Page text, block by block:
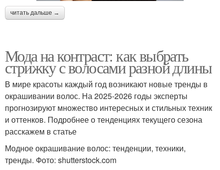
читать дальше →
Мода на контраст: как выбрать
стрижку с волосами разной длины
В мире красоты каждый год возникают новые тренды в
окрашивании волос. На 2025-2026 годы эксперты
прогнозируют множество интересных и стильных техник
и оттенков. Подробнее о тенденциях текущего сезона
расскажем в статье
Модное окрашивание волос: тенденции, техники,
тренды. Фото: shutterstock.com